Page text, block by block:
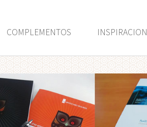
COMPLEMENTOS INSPIRACION